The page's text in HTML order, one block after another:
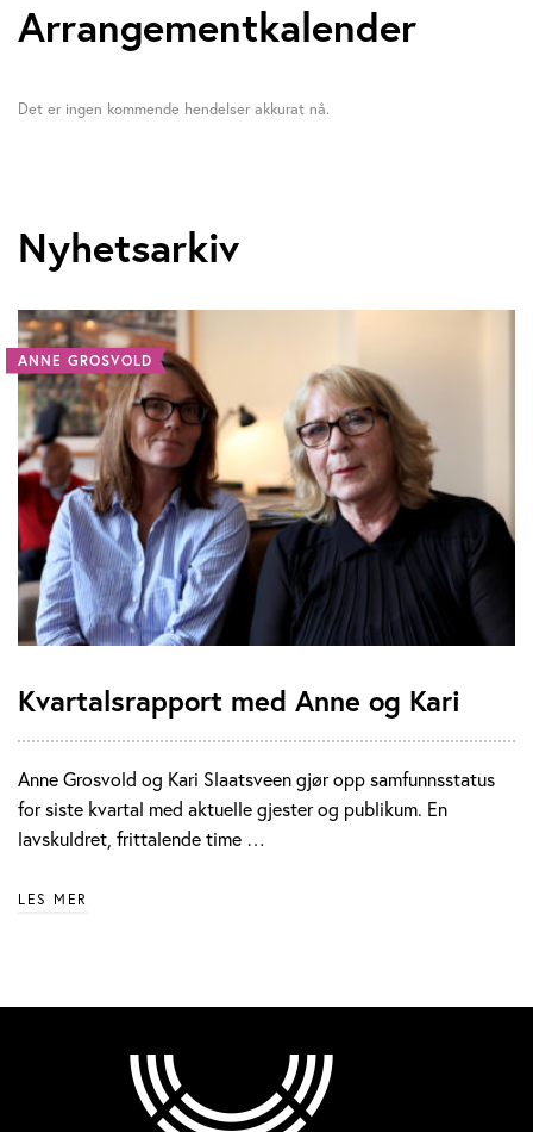
Arrangementkalender
Det er ingen kommende hendelser akkurat nå.
Nyhetsarkiv
ANNE GROSVOLD
Kvartalsrapport med Anne og Kari
Anne Grosvold og Kari Slaatsveen gjør opp samfunnsstatus
for siste kvartal med aktuelle gjester og publikum. En
lavskuldret, frittalende time …
LES MER